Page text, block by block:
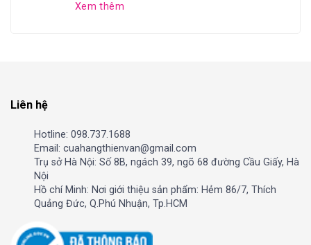
Xem thêm
Liên hệ
Hotline: 098.737.1688
Email: cuahangthienvan@gmail.com
Trụ sở Hà Nội: Số 8B, ngách 39, ngõ 68 đường Cầu Giấy, Hà
Nội
Hồ chí Minh: Nơi giới thiệu sản phẩm: Hẻm 86/7, Thích
Quảng Đức, Q.Phú Nhuận, Tp.HCM